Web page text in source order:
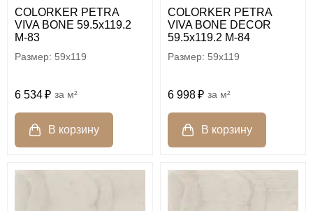
COLORKER PETRA
VIVA BONE 59.5х119.2
M-83
59x119
6 534 м²
COLORKER PETRA
VIVA BONE DECOR
59.5х119.2 M-84
59x119
6 998 м²